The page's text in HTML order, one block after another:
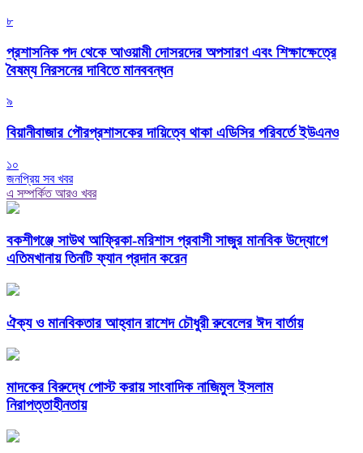
৮
প্রশাসনিক পদ থেকে আওয়ামী দোসরদের অপসারণ এবং শিক্ষাক্ষেত্রে
বৈষম্য নিরসনের দাবিতে মানববন্ধন
৯
বিয়ানীবাজার পৌরপ্রশাসকের দায়িত্বে থাকা এডিসির পরিবর্তে ইউএনও
১০
জনপ্রিয় সব খবর
এ সম্পর্কিত আরও খবর
বকশীগঞ্জে সাউথ আফ্রিকা-মরিশাস প্রবাসী সাজুর মানবিক উদ্যোগে
এতিমখানায় তিনটি ফ্যান প্রদান করেন
ঐক্য ও মানবিকতার আহ্বান রাশেদ চৌধুরী রুবেলের ঈদ বার্তায়
মাদকের বিরুদ্ধে পোস্ট করায় সাংবাদিক নাজিমুল ইসলাম
নিরাপত্তাহীনতায়